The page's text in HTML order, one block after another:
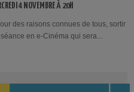
4 NOVEMBRE À 20H
des raisons connues de tous, sortir
en e-Cinéma qui sera...